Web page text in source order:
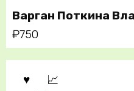
Варган Поткина
₽750